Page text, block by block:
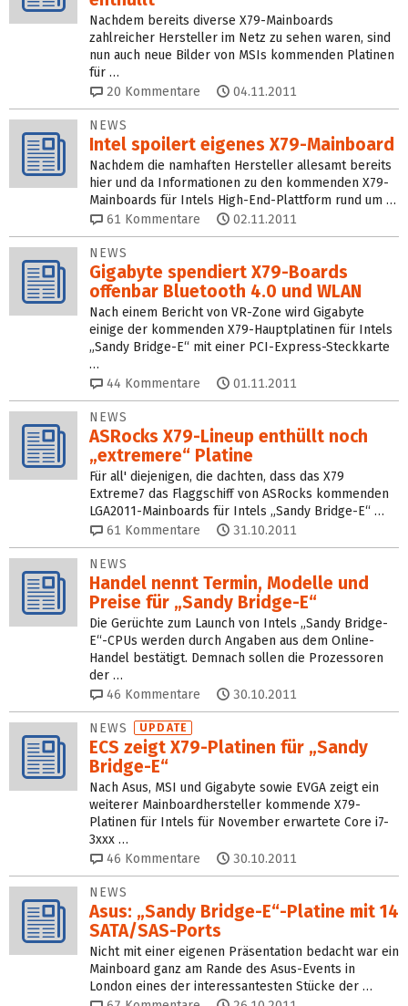
Nachdem bereits diverse X79-Mainboards
zahlreicher Hersteller im Netz zu sehen waren, sind
nun auch neue Bilder von MSIs kommenden Platinen
für …
20 Kommentare 04.11.2011
NEWS
Intel spoilert eigenes X79-Mainboard
Nachdem die namhaften Hersteller allesamt bereits
hier und da Informationen zu den kommenden X79-
Mainboards für Intels High-End-Plattform rund um …
61 Kommentare 02.11.2011
NEWS
Gigabyte spendiert X79-Boards
offenbar Bluetooth 4.0 und WLAN
Nach einem Bericht von VR-Zone wird Gigabyte
einige der kommenden X79-Hauptplatinen für Intels
„Sandy Bridge-E“ mit einer PCI-Express-Steckkarte
…
44 Kommentare 01.11.2011
NEWS
ASRocks X79-Lineup enthüllt noch
„extremere“ Platine
Für all' diejenigen, die dachten, dass das X79
Extreme7 das Flaggschiff von ASRocks kommenden
LGA2011-Mainboards für Intels „Sandy Bridge-E“ …
61 Kommentare 31.10.2011
NEWS
Handel nennt Termin, Modelle und
Preise für „Sandy Bridge-E“
Die Gerüchte zum Launch von Intels „Sandy Bridge-
E“-CPUs werden durch Angaben aus dem Online-
Handel bestätigt. Demnach sollen die Prozessoren
der …
46 Kommentare 30.10.2011
NEWS UPDATE
ECS zeigt X79-Platinen für „Sandy
Bridge-E“
Nach Asus, MSI und Gigabyte sowie EVGA zeigt ein
weiterer Mainboardhersteller kommende X79-
Platinen für Intels für November erwartete Core i7-
3xxx …
46 Kommentare 30.10.2011
NEWS
Asus: „Sandy Bridge-E“-Platine mit 14
SATA/SAS-Ports
Nicht mit einer eigenen Präsentation bedacht war ein
Mainboard ganz am Rande des Asus-Events in
London eines der interessantesten Stücke der …